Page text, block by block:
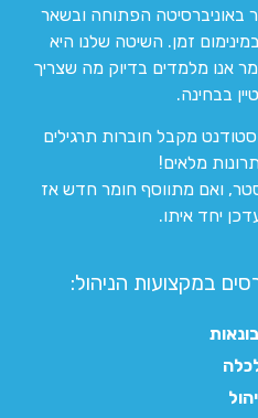
באוניברסיטה הפתוחה ובשאר
זמן. השיטה שלנו היא
אנו מלמדים בדיוק מה שצריך
בבחינה.
מקבל חוברות תרגילים
מלאים!
ואם מתווסף חומר חדש אז
יחד איתו.
במקצועות הניהול: